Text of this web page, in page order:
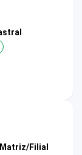
Matriz/Filial